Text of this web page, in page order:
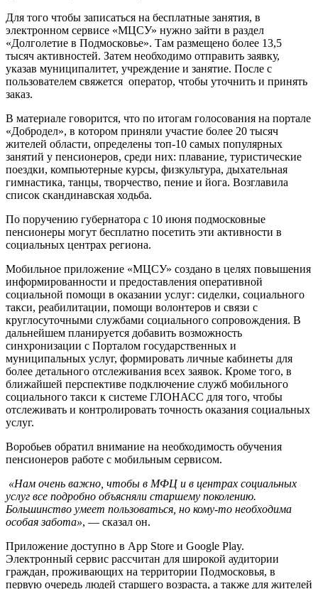
Для того чтобы записаться на бесплатные занятия, в
электронном сервисе «МЦСУ» нужно зайти в раздел
«Долголетие в Подмосковье». Там размещено более 13,5
тысяч активностей. Затем необходимо отправить заявку,
указав муниципалитет, учреждение и занятие. После с
пользователем свяжется оператор, чтобы уточнить и принять
заказ.
В материале говорится, что по итогам голосования на портале
«Добродел», в котором приняли участие более 20 тысяч
жителей области, определены топ-10 самых популярных
занятий у пенсионеров, среди них: плавание, туристические
поездки, компьютерные курсы, физкультура, дыхательная
гимнастика, танцы, творчество, пение и йога. Возглавила
список скандинавская ходьба.
По поручению губернатора с 10 июня подмосковные
пенсионеры могут бесплатно посетить эти активности в
социальных центрах региона.
Мобильное приложение «МЦСУ» создано в целях повышения
информированности и предоставления оперативной
социальной помощи в оказании услуг: сиделки, социального
такси, реабилитации, помощи волонтеров и связи с
круглосуточными службами социального сопровождения. В
дальнейшем планируется добавить возможность
синхронизации с Порталом государственных и
муниципальных услуг, формировать личные кабинеты для
более детального отслеживания всех заявок. Кроме того, в
ближайшей перспективе подключение служб мобильного
социального такси к системе ГЛОНАСС для того, чтобы
отслеживать и контролировать точность оказания социальных
услуг.
Воробьев обратил внимание на необходимость обучения
пенсионеров работе с мобильным сервисом.
«Нам очень важно, чтобы в МФЦ и в центрах социальных
услуг все подробно объясняли старшему поколению.
Большинство умеет пользоваться, но кому-то необходима
особая забота», — сказал он.
Приложение доступно в App Store и Google Play.
Электронный сервис рассчитан для широкой аудитории
граждан, проживающих на территории Подмосковья, в
первую очередь людей старшего возраста, а также для жителей